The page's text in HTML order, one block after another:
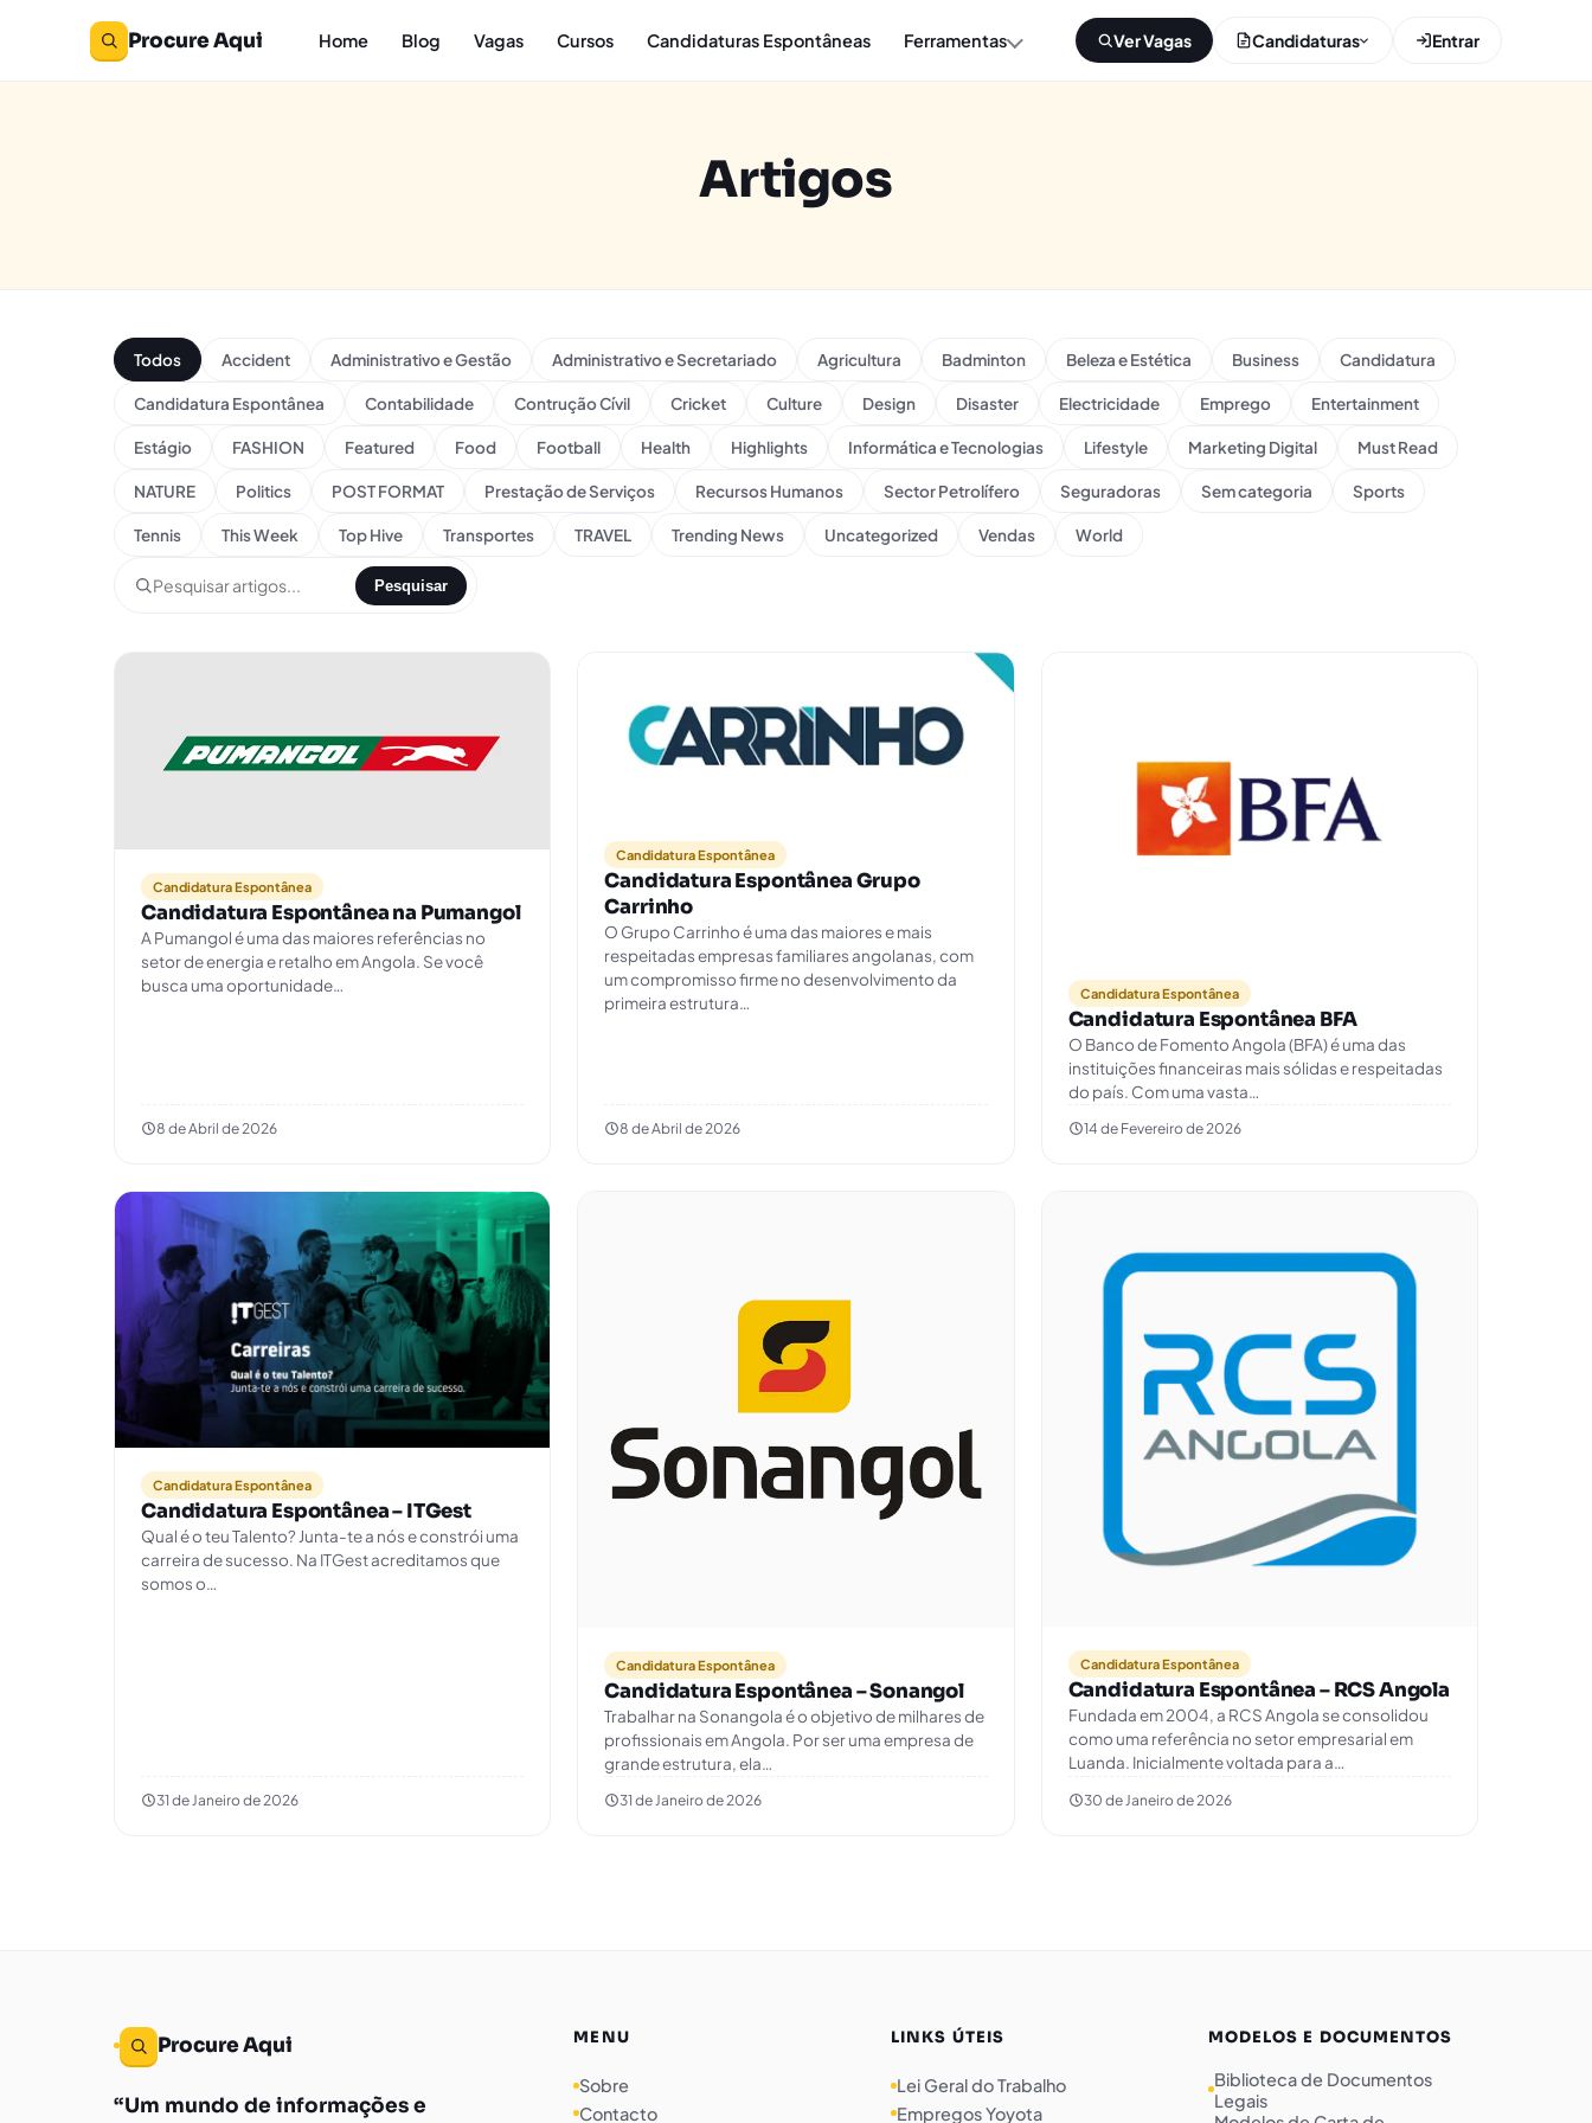
Procure Aqui Home Blog Vagas Cursos Candidaturas Espontâneas Ferramentas Ver Vagas Candidaturas Entrar
Artigos
Todos Accident Administrativo e Gestão Administrativo e Secretariado Agricultura Badminton Beleza e Estética Business Candidatura
Candidatura Espontânea Contabilidade Contrução Cívil Cricket Culture Design Disaster Electricidade Emprego Entertainment
Estágio FASHION Featured Food Football Health Highlights Informática e Tecnologias Lifestyle Marketing Digital Must Read
NATURE Politics POST FORMAT Prestação de Serviços Recursos Humanos Sector Petrolífero Seguradoras Sem categoria Sports
Tennis This Week Top Hive Transportes TRAVEL Trending News Uncategorized Vendas World
Pesquisar
Candidatura Espontânea
Candidatura Espontânea na Pumangol
A Pumangol é uma das maiores referências no
setor de energia e retalho em Angola. Se você
busca uma oportunidade…
8 de Abril de 2026
Candidatura Espontânea
Candidatura Espontânea Grupo
Carrinho
O Grupo Carrinho é uma das maiores e mais
respeitadas empresas familiares angolanas, com
um compromisso firme no desenvolvimento da
primeira estrutura…
8 de Abril de 2026
Candidatura Espontânea
Candidatura Espontânea BFA
O Banco de Fomento Angola (BFA) é uma das
instituições financeiras mais sólidas e respeitadas
do país. Com uma vasta…
14 de Fevereiro de 2026
Candidatura Espontânea
Candidatura Espontânea – ITGest
Qual é o teu Talento? Junta-te a nós e constrói uma
carreira de sucesso. Na ITGest acreditamos que
somos o…
31 de Janeiro de 2026
Candidatura Espontânea
Candidatura Espontânea – Sonangol
Trabalhar na Sonangola é o objetivo de milhares de
profissionais em Angola. Por ser uma empresa de
grande estrutura, ela…
31 de Janeiro de 2026
Candidatura Espontânea
Candidatura Espontânea – RCS Angola
Fundada em 2004, a RCS Angola se consolidou
como uma referência no setor empresarial em
Luanda. Inicialmente voltada para a…
30 de Janeiro de 2026
Procure Aqui
Um mundo de informações e
MENU
Sobre
Contacto
LINKS ÚTEIS
Lei Geral do Trabalho
Empregos Yoyota
MODELOS E DOCUMENTOS
Biblioteca de Documentos
Legais